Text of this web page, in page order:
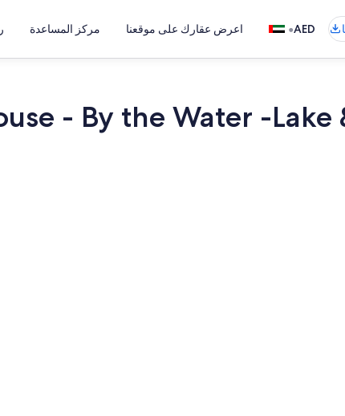
AED
• اعرض عقارك على موقعنا مركز المساعدة
- By the Water -